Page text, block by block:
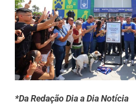
*Da Redação Dia a Dia Notícia